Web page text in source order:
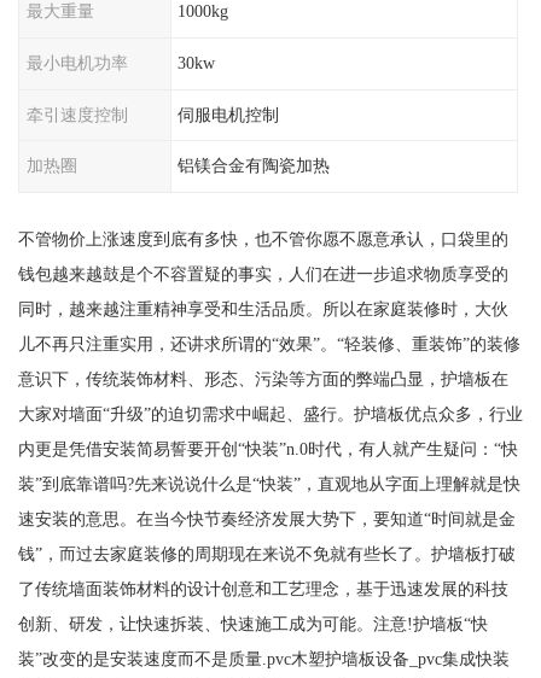
最大重量 1000kg
最小电机功率 30kw
牵引速度控制 伺服电机控制
加热圈 铝镁合金有陶瓷加热
不管物价上涨速度到底有多快，也不管你愿不愿意承认，口袋里的
钱包越来越鼓是个不容置疑的事实，人们在进一步追求物质享受的
同时，越来越注重精神享受和生活品质。所以在家庭装修时，大伙
儿不再只注重实用，还讲求所谓的“效果”。“轻装修、重装饰”的装修
意识下，传统装饰材料、形态、污染等方面的弊端凸显，护墙板在
大家对墙面“升级”的迫切需求中崛起、盛行。护墙板优点众多，行业
内更是凭借安装简易誓要开创“快装”n.0时代，有人就产生疑问：“快
装”到底靠谱吗?先来说说什么是“快装”，直观地从字面上理解就是快
速安装的意思。在当今快节奏经济发展大势下，要知道“时间就是金
钱”，而过去家庭装修的周期现在来说不免就有些长了。护墙板打破
了传统墙面装饰材料的设计创意和工艺理念，基于迅速发展的科技
创新、研发，让快速拆装、快速施工成为可能。注意!护墙板“快
装”改变的是安装速度而不是质量.pvc木塑护墙板设备_pvc集成快装